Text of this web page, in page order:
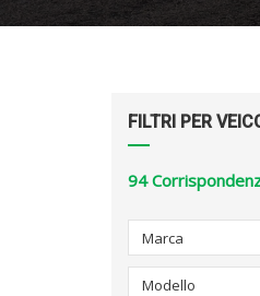
FILTRI PER
94
Marca
Modello